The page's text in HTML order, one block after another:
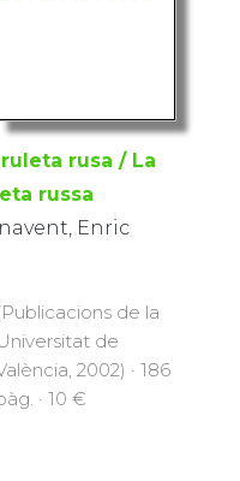
rusa / La
russa
Enric
de la
de
2002) · 186
· 10 €